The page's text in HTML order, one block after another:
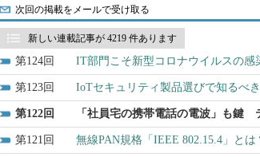
次回の掲載をメールで受け取る
新しい連載記事が 4219 件あります
124 IT部門こそ新型コロナウイルスの感
123 IoTセキュリティ製品選びで知るべ
122 「社員宅の携帯電話の電波」も鍵
121 無線PAN規格「IEEE 802.15.4」と